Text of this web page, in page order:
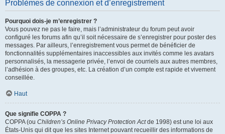
Problèmes de connexion et d’enregistrement
Pourquoi dois-je m’enregistrer ?
Vous pouvez ne pas le faire, mais l’administrateur du forum peut avoir
configuré les forums afin qu’il soit nécessaire de s’enregistrer pour poster des
messages. Par ailleurs, l’enregistrement vous permet de bénéficier de
fonctionnalités supplémentaires inaccessibles aux invités comme les avatars
personnalisés, la messagerie privée, l’envoi de courriels aux autres membres,
l’adhésion à des groupes, etc. La création d’un compte est rapide et vivement
conseillée.
Haut
Que signifie COPPA ?
COPPA (ou Children’s Online Privacy Protection Actde 1998) est une loi aux
États-Unis qui dit que les sites Internet pouvant recueillir des informations de